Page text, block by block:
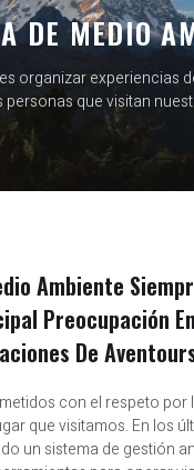
DE MEDIO
organizar experiencias
personas que visitan
Ambiente
Preocupación
De
con el respeto por
que visitamos. En los
un sistema de gestión